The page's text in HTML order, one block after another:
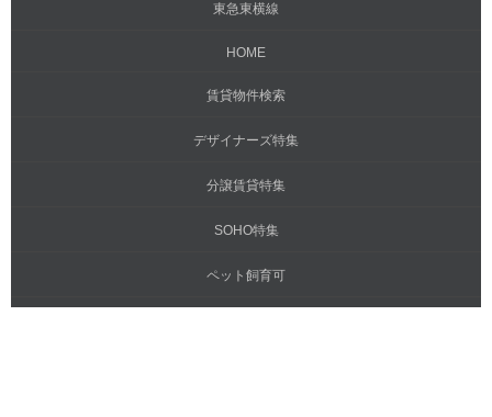
東急東横線
HOME
賃貸物件検索
デザイナーズ特集
分譲賃貸特集
SOHO特集
ペット飼育可